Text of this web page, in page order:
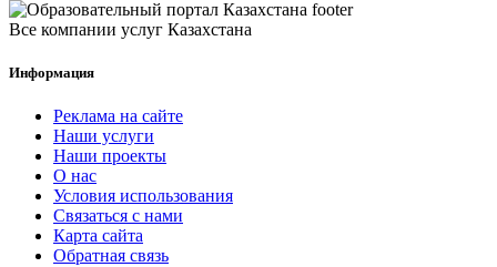
Все компании услуг Казахстана
Информация
Реклама на сайте
Наши услуги
Наши проекты
О нас
Условия использования
Связаться с нами
Карта сайта
Обратная связь